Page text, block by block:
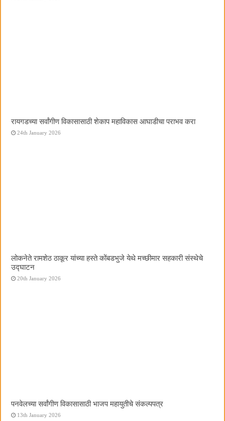
रायगडच्या सर्वांगीण विकासासाठी शेकाप महाविकास आघाडीचा पराभव करा
24th January 2026
लोकनेते रामशेठ ठाकूर यांच्या हस्ते कोंबडभुजे येथे मच्छीमार सहकारी संस्थेचे
उद्घाटन
20th January 2026
पनवेलच्या सर्वांगीण विकासासाठी भाजप महायुतीचे संकल्पपत्र
13th January 2026